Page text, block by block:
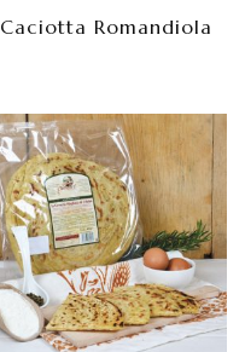
Caciotta Romandiola